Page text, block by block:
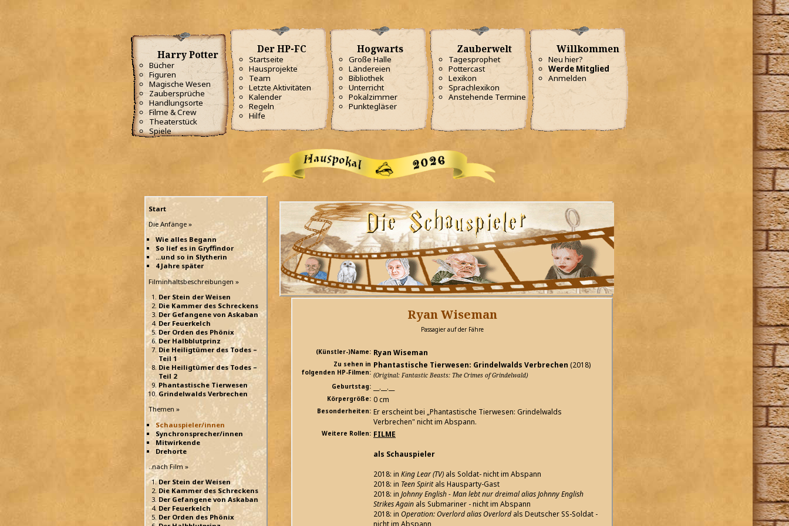
Harry Potter
Bücher
Figuren
Magische Wesen
Zaubersprüche
Handlungsorte
Filme & Crew
Theaterstück
Spiele
Der HP-FC
Startseite
Hausprojekte
Team
Letzte Aktivitäten
Kalender
Regeln
Hilfe
Hogwarts
Große Halle
Ländereien
Bibliothek
Unterricht
Pokalzimmer
Punktegläser
Zauberwelt
Tagesprophet
Pottercast
Lexikon
Sprachlexikon
Anstehende Termine
Willkommen
Neu hier?
Werde Mitglied
Anmelden
Start
Die Anfänge »
Wie alles Begann
So lief es in Gryffindor
...und so in Slytherin
4 Jahre später
Filminhaltsbeschreibungen »
Der Stein der Weisen
Die Kammer des Schreckens
Der Gefangene von Askaban
Der Feuerkelch
Der Orden des Phönix
Der Halbblutprinz
Die Heiligtümer des Todes –
Teil 1
Die Heiligtümer des Todes –
Teil 2
Phantastische Tierwesen
Grindelwalds Verbrechen
Themen »
Schauspieler/innen
Synchronsprecher/innen
Mitwirkende
Drehorte
..nach Film »
Der Stein der Weisen
Die Kammer des Schreckens
Der Gefangene von Askaban
Der Feuerkelch
Der Orden des Phönix
Ryan Wiseman
Passagier auf der Fähre
(Künstler-)Name: Ryan Wiseman
Zu sehen in
folgenden HP-Filmen:
Phantastische Tierwesen: Grindelwalds Verbrechen (2018)
(Original: Fantastic Beasts: The Crimes of Grindelwald)
Geburtstag:
__.__.__
Körpergröße: 0 cm
Besonderheiten: Er erscheint bei „Phantastische Tierwesen: Grindelwalds
Verbrechen" nicht im Abspann.
Weitere Rollen: FILME
als Schauspieler
2018: in King Lear (TV) als Soldat- nicht im Abspann
2018: in Teen Spiritals Hausparty-Gast
2018: in Johnny English - Man lebt nur dreimal alias Johnny English
Strikes Again als Submariner - nicht im Abspann
2018: in Operation: Overlord alias Overlord als Deutscher SS-Soldat -